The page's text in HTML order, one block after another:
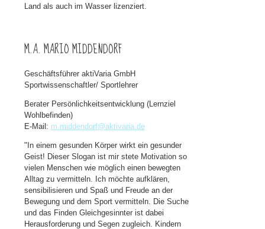
Land als auch im Wasser lizenziert.
M.A. MARIO MIDDENDORF
Geschäftsführer aktiVaria GmbH
Sportwissenschaftler/ Sportlehrer
Berater Persönlichkeitsentwicklung (Lernziel
Wohlbefinden)
E-Mail: m.middendorf@aktivaria.de
"In einem gesunden Körper wirkt ein gesunder
Geist! Dieser Slogan ist mir stete Motivation so
vielen Menschen wie möglich einen bewegten
Alltag zu vermitteln. Ich möchte aufklären,
sensibilisieren und Spaß und Freude an der
Bewegung und dem Sport vermitteln. Die Suche
und das Finden Gleichgesinnter ist dabei
Herausforderung und Segen zugleich. Kindern